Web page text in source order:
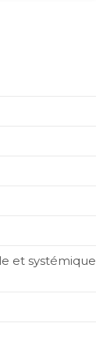
et systémique